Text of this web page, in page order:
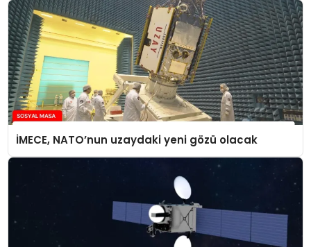
İMECE, NATO’nun uzaydaki yeni gözü olacak